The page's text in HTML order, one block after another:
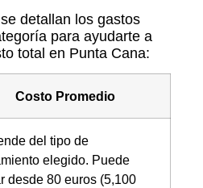
detallan los gastos
para ayudarte a
total en Punta Cana:
Costo Promedio
del tipo de
elegido. Puede
desde 80 euros (5,100